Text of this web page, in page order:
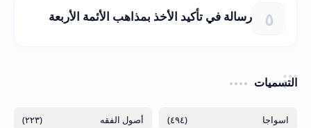
رسالة في تأكيد الأخذ بمذاهب الأئمة الأربعة
التسميات
(٤٩٤) (٢٢٣)